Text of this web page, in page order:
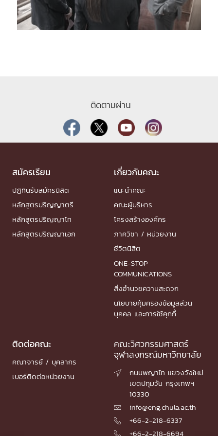
ติดตามผ่าน
สมัครเรียน
ปฏิทินรับสมัครนิสิต
หลักสูตรปริญญาตรี
หลักสูตรปริญญาโท
หลักสูตรปริญญาเอก
เกี่ยวกับคณะ
แนะนำคณะ
คณะผู้บริหาร
โครงสร้างองค์กร
ภาควิชา / หน่วยงาน
ชีวิตนิสิต
ONE-STOP
COMMUNICATIONS
สิ่งอำนวยความสะดวก
นโยบายคุ้มครองข้อมูลส่วน
บุคคล และการใช้คุกกี้
ติดต่อคณะ
คณาจารย์ / บุคลากร
เบอร์ติดต่อหน่วยงาน
คณะวิศวกรรมศาสตร์
จุฬาลงกรณ์มหาวิทยาลัย

ถนนพญาไท แขวงวังใหม่
เขตปทุมวัน กรุงเทพฯ
10330
 info@eng.chula.ac.th
 +66-2-218-6337
 +66-2-218-6694